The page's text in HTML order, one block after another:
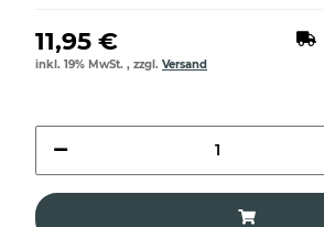
11,95 €
inkl. 19% MwSt. , zzgl. Versand